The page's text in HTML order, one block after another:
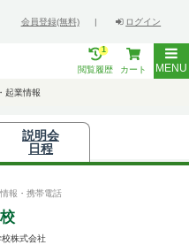
会員登録(無料) | ログイン
1
閲覧履歴 カート MENU
起業情報
説明会
日程
報・携帯電話
株式会社